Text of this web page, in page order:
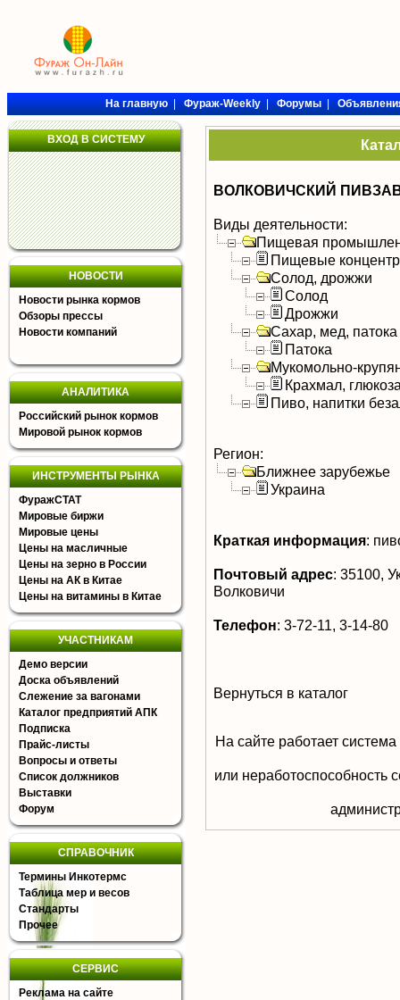
На главную|Фураж-Weekly|Форумы|
ВХОД В СИСТЕМУ
НОВОСТИ
Новости рынка кормов
Обзоры прессы
Новости компаний
АНАЛИТИКА
Российский рынок кормов
Мировой рынок кормов
ИНСТРУМЕНТЫ РЫНКА
ФуражСТАТ
Мировые биржи
Мировые цены
Цены на масличные
Цены на зерно в России
Цены на АК в Китае
Цены на витамины в Китае
УЧАСТНИКАМ
Демо версии
Доска объявлений
Слежение за вагонами
Каталог предприятий АПК
Подписка
Прайс-листы
Вопросы и ответы
Список должников
Выставки
Форум
СПРАВОЧНИК
Термины Инкотермс
Таблица мер и весов
Стандарты
Прочее
СЕРВИС
Реклама на сайте
ВОЛКОВИЧСКИЙ
Виды деятельности:
Пищевая
Пищевые
Солод, дрожжи
Солод
Дрожжи
Сахар, мед, патока
Патока
Мукомольно-
Крахмал,
Пиво, напитки
Регион:
Ближнее зарубежье
Украина
Краткая информация:
Почтовый адрес: 35100,
Волковичи
Телефон: 3-72-11, 3-14-80
Вернуться в каталог
На сайте работает
или неработоспособность